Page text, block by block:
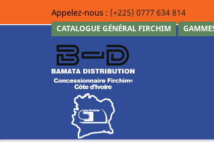
Appelez-nous : (+225) 0777 634 814
CATALOGUE GÉNÉRAL FIRCHIM